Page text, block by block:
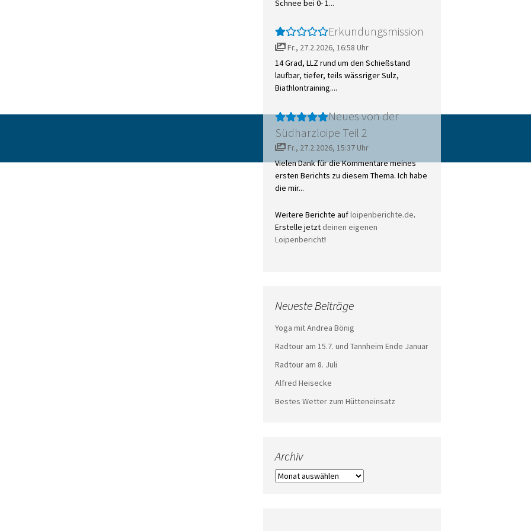
Schnee bei 0- 1...
Erkundungsmission
Fr., 27.2.2026, 16:58 Uhr
14 Grad, LLZ rund um den Schießstand
laufbar, tiefer, teils wässriger Sulz,
Biathlontraining....
Neues von der
Südharzloipe Teil 2
Fr., 27.2.2026, 15:37 Uhr
Vielen Dank für die Kommentare meines
ersten Berichts zu diesem Thema. Ich habe
die mir...
Weitere Berichte aufloipenberichte.de.
Erstelle jetzt deinen eigenen
Loipenbericht!
Neueste Beiträge
Yoga mit Andrea Bönig
Radtour am 15.7. und Tannheim Ende Januar
Radtour am 8. Juli
Alfred Heisecke
Bestes Wetter zum Hütteneinsatz
Archiv
Archiv